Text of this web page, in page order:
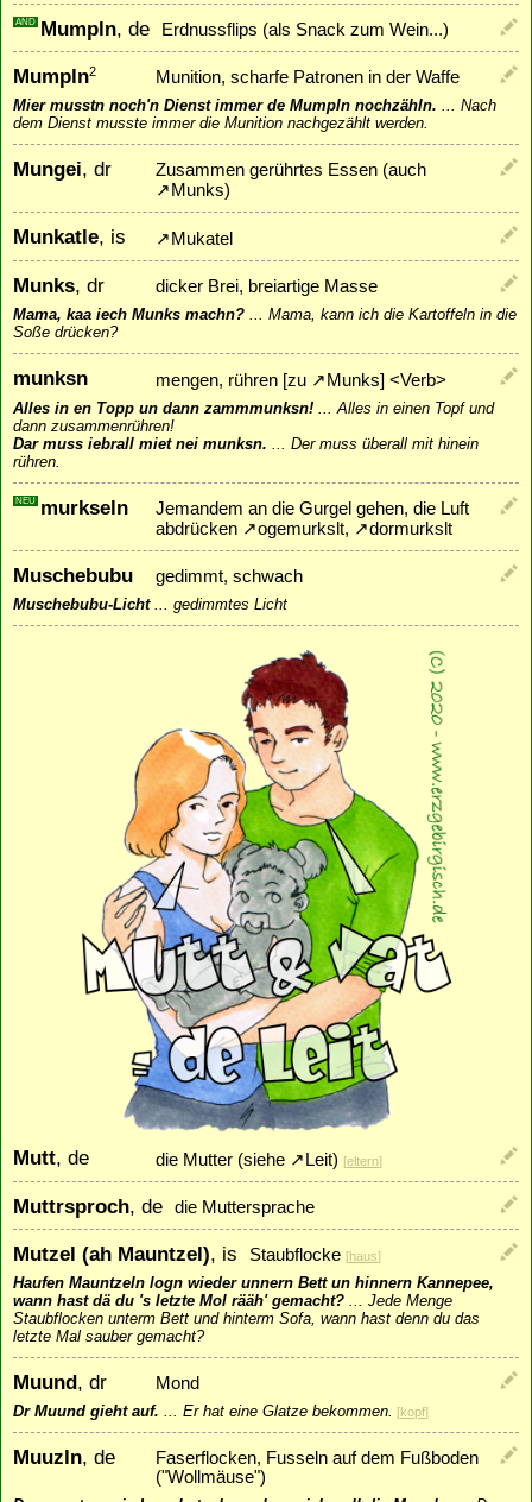
ÄND Mumpln, de Erdnussflips (als Snack zum Wein...)
Mumpln2 Munition, scharfe Patronen in der Waffe
Mier musstn noch'n Dienst immer de Mumpln nochzähln.
Nach
dem Dienst musste immer die Munition nachgezählt werden.
Mungei, dr
Zusammen gerührtes Essen (auch
↗ Munks)
Munkatle, is ↗ Mukatel
Munks, dr dicker Brei, breiartige Masse
Mama, kaa iech Munks machn?
Mama, kann ich die Kartoffeln in die
Soße drücken?
munksn mengen, rühren [zu ↗ Munks] <Verb>
Alles in en Topp un dann zammmunksn!
Alles in einen Topf und
dann zusammenrühren!
Dar muss iebrall miet nei munksn.
Der muss überall mit hinein
rühren.
NEU murkseln
Jemandem an die Gurgel gehen, die Luft
abdrücken ↗ogemurkslt, ↗dormurkslt
Muschebubu gedimmt, schwach
Muschebubu-Licht... gedimmtes Licht
Mutt, de die Mutter (siehe ↗ Leit) [eltern]
Muttrsproch, de die Muttersprache
Mutzel (ah Mauntzel), is Staubflocke [haus]
Haufen Mauntzeln logn wieder unnern Bett un hinnern Kannepee,
wann hast dä du 's letzte Mol rääh' gemacht?
Jede Menge
Staubflocken unterm Bett und hinterm Sofa, wann hast denn du das
letzte Mal sauber gemacht?
Muund, dr Mond
Dr Muund gieht auf. Er hat eine Glatze bekommen. [kopf]
Muuzln, de
Faserflocken, Fusseln auf dem Fußboden
("Wollmäuse")